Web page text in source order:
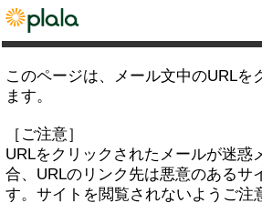
このページは、メール文中のURLを
ます。
［ご注意］
URLをクリックされたメールが迷惑
合、URLのリンク先は悪意のあるサ
す。サイトを閲覧されないようご注